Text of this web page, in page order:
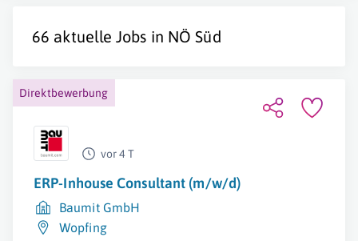
66 aktuelle Jobs in NÖ Süd
Direktbewerbung
vor 4 T
ERP-Inhouse Consultant (m/w/d)
Baumit GmbH
Wopfing